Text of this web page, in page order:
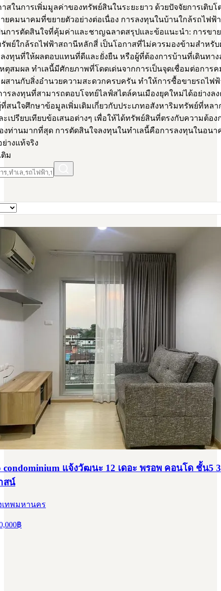
สในการเพิ่มมูลค่าของทรัพย์สินในระยะยาว ด้วยปัจจัยการเติบโ
ยคมนาคมที่ขยายตัวอย่างต่อเนื่อง การลงทุนในบ้านใกล้รถไฟฟ้
นการตัดสินใจที่คุ้มค่าและชาญฉลาดสรุปและข้อแนะนำ: การขาย
พย์ใกล้รถไฟฟ้าสถานีหลักสี่ เป็นโอกาสที่ไม่ควรมองข้ามสำหรับ
งทุนที่ให้ผลตอบแทนที่ดีและยั่งยืน หรือผู้ที่ต้องการบ้านที่เดินทาง
ตุสมผล ทำเลนี้มีศักยภาพที่โดดเด่นจากการเป็นจุดเชื่อมต่อการ
สานกับสิ่งอำนวยความสะดวกครบครัน ทำให้การซื้อขายรถไฟ
ารลงทุนที่สามารถตอบโจทย์ไลฟ์สไตล์คนเมืองยุคใหม่ได้อย่างลง
สนใจศึกษาข้อมูลเพิ่มเติมเกี่ยวกับประเภทอสังหาริมทรัพย์ที่หลา
เปรียบเทียบข้อเสนอต่างๆ เพื่อให้ได้ทรัพย์สินที่ตรงกับความต้อง
ท่านมากที่สุด การตัดสินใจลงทุนในทำเลนี้คือการลงทุนในอนา
างแท้จริง
ติม
condominium แจ้งวัฒนะ 12 เดอะ พรอพ คอนโด ชั้น5
สน์
เทพมหานคร
฿